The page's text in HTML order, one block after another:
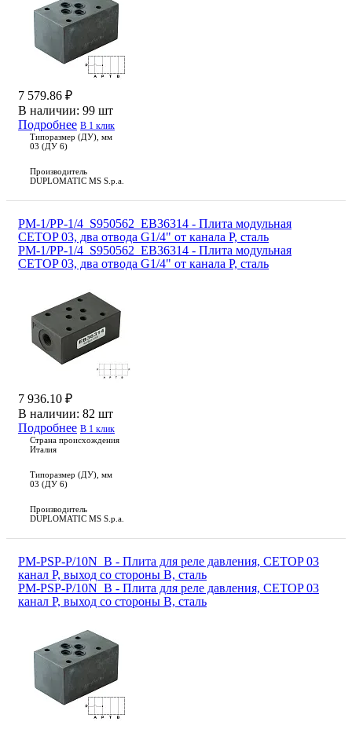
7 579.86 ₽
В наличии: 99 шт
Подробнее В 1 клик
Типоразмер (ДУ), мм
03 (ДУ 6)
Производитель
DUPLOMATIC MS S.p.a.
PM-1/PP-1/4_S950562_EB36314 - Плита модульная
CETOP 03, два отвода G1/4" от канала P, сталь
PM-1/PP-1/4_S950562_EB36314 - Плита модульная
CETOP 03, два отвода G1/4" от канала P, сталь
7 936.10 ₽
В наличии: 82 шт
Подробнее В 1 клик
Страна происхождения
Италия
Типоразмер (ДУ), мм
03 (ДУ 6)
Производитель
DUPLOMATIC MS S.p.a.
PM-PSP-P/10N_B - Плита для реле давления, CETOP 03
канал Р, выход со стороны В, сталь
PM-PSP-P/10N_B - Плита для реле давления, CETOP 03
канал Р, выход со стороны В, сталь